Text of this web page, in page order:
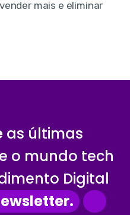
mais e eliminar
as últimas
o mundo tech
Digital